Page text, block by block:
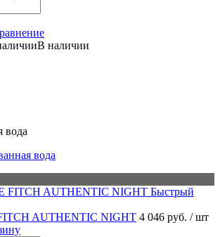
В наличии
вода
вода
Быстрый
AUTHENTIC NIGHT 4 046 руб. / шт